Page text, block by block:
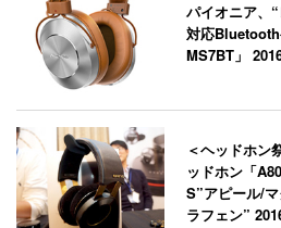
パイオニア、
対応
MS7BT」
＜ヘッドホン
ッドホン「
S”アピール/
ラフェン”